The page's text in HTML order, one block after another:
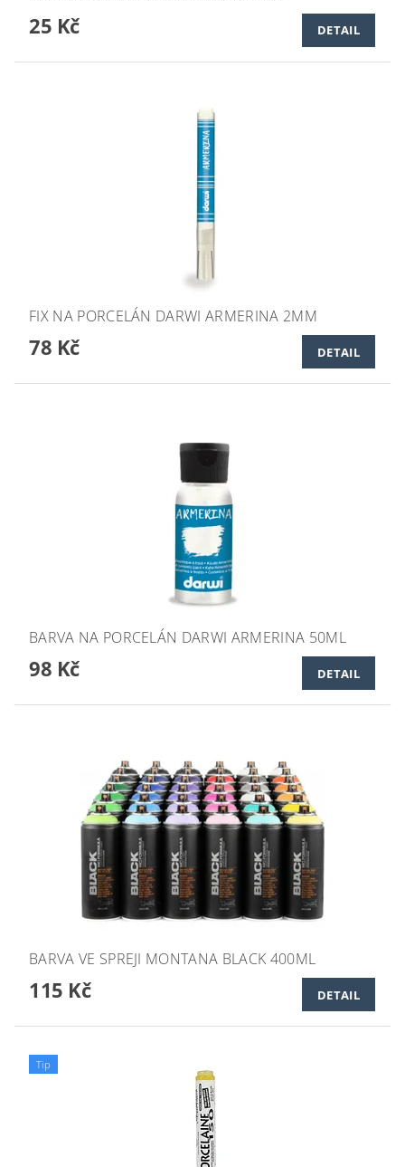
25 Kč DETAIL
FIX NA PORCELÁN DARWI ARMERINA 2MM
78 Kč DETAIL
BARVA NA PORCELÁN DARWI ARMERINA 50ML
98 Kč DETAIL
BARVA VE SPREJI MONTANA BLACK 400ML
115 Kč DETAIL
Tip